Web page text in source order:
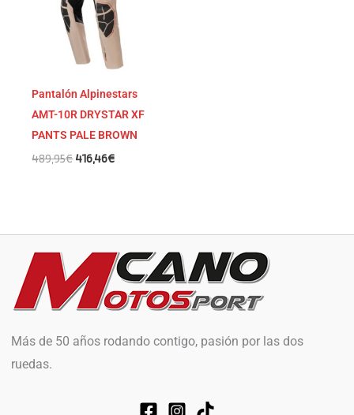
Pantalón Alpinestars
AMT-10R DRYSTAR XF
PANTS PALE BROWN
489,95€416,46€
Más de 50 años rodando contigo, pasión por las dos
ruedas.